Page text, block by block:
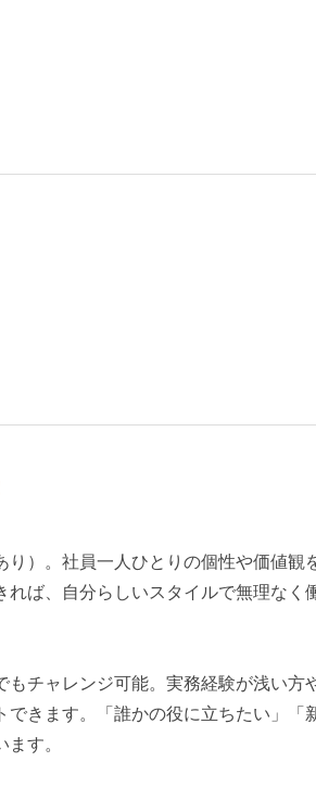
）。社員一人ひとりの個性や価値観
ば、自分らしいスタイルで無理なく
チャレンジ可能。実務経験が浅い方
きます。「誰かの役に立ちたい」「
す。